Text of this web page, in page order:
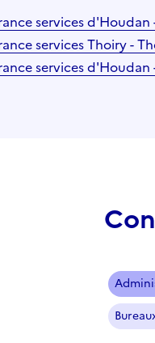
services
services Thoiry -
services d'Houdan